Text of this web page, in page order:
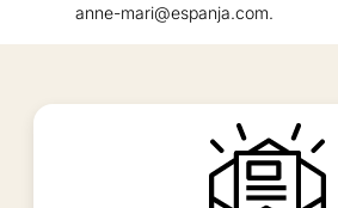
anne-mari@espanja.com.